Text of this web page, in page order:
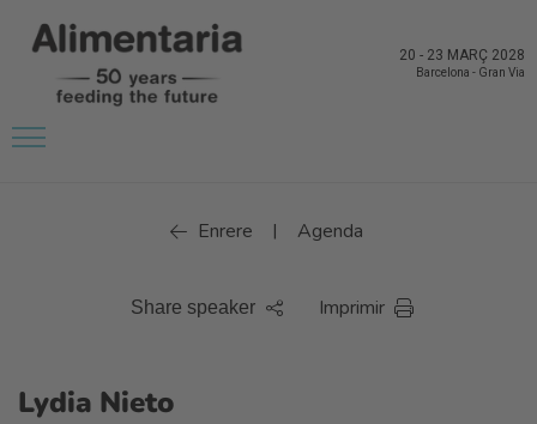
20 - 23 MARÇ 2028
Barcelona - Gran Via
Enrere | Agenda
Share speaker Imprimir
Lydia Nieto